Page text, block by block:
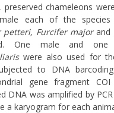
preserved chameleons
each of the species
petteri, Furcifer majorand
One male and
were also used for
to DNA
gene fragment
DNA was amplified by
a karyogram for each